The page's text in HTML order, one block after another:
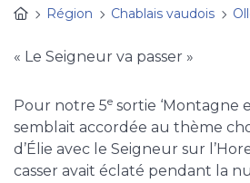
Région
Chablais vaudois
« Le Seigneur va passer »
Pour notre 5e sortie ‘Montagne
semblait accordée au thème
d’Élie avec le Seigneur sur
casser avait éclaté pendant la